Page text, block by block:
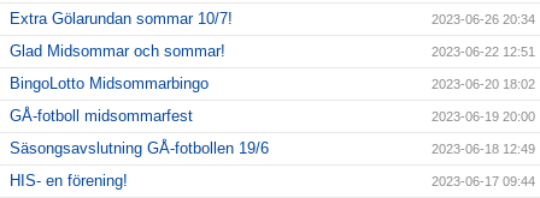
Extra Gölarundan sommar 10/7! 2023-06-26 20:34
Glad Midsommar och sommar! 2023-06-22 12:51
BingoLotto Midsommarbingo 2023-06-20 18:02
GÅ-fotboll midsommarfest 2023-06-19 20:00
Säsongsavslutning GÅ-fotbollen 19/6 2023-06-18 12:49
HIS- en förening! 2023-06-17 09:44